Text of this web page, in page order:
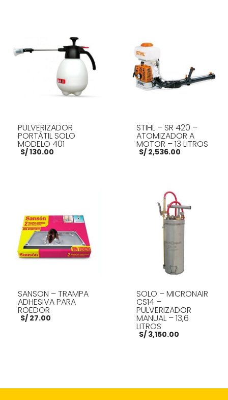
PULVERIZADOR
PORTÁTIL SOLO
MODELO 401
S/130.00
STIHL – SR 420 –
ATOMIZADOR A
MOTOR – 13 LITROS
S/2,536.00
AÑADIR AL CARRITO
SANSON – TRAMPA
ADHESIVA PARA
ROEDOR
S/ 27.00
SOLO – MICRONAIR
CS14 –
PULVERIZADOR
MANUAL – 13,6
LITROS
S/3,150.00